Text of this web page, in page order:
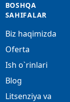
BOSHQA
SAHIFALAR
Biz haqimizda
Oferta
Ish o`rinlari
Blog
Litsenziya va